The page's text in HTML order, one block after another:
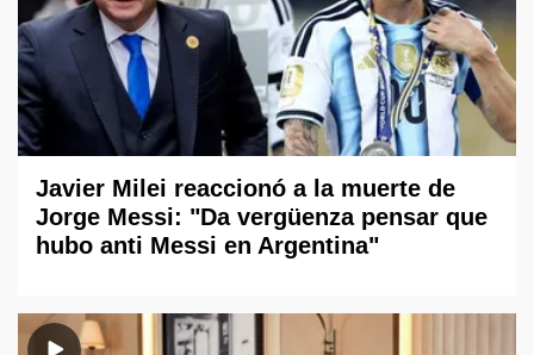
Javier Milei reaccionó a la muerte de
Jorge Messi: "Da vergüenza pensar que
hubo anti Messi en Argentina"